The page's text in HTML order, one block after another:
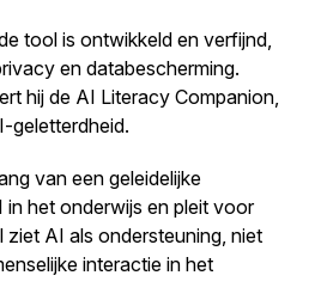
tool is ontwikkeld en verfijnd,
en databescherming.
hij de AI Literacy Companion,
geletterdheid.
van een geleidelijke
in het onderwijs en pleit voor
AI als ondersteuning, niet
interactie in het